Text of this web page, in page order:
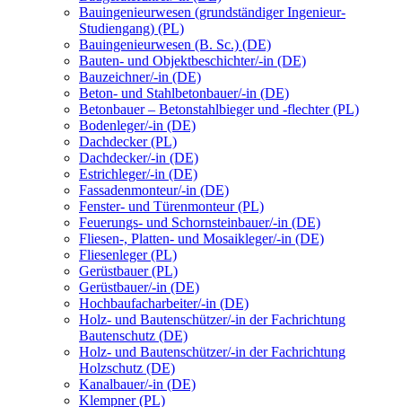
Bauingenieurwesen (grundständiger Ingenieur-
Studiengang) (PL)
Bauingenieurwesen (B. Sc.) (DE)
Bauten- und Objektbeschichter/-in (DE)
Bauzeichner/-in (DE)
Beton- und Stahlbetonbauer/-in (DE)
Betonbauer – Betonstahlbieger und -flechter (PL)
Bodenleger/-in (DE)
Dachdecker (PL)
Dachdecker/-in (DE)
Estrichleger/-in (DE)
Fassadenmonteur/-in (DE)
Fenster- und Türenmonteur (PL)
Feuerungs- und Schornsteinbauer/-in (DE)
Fliesen-, Platten- und Mosaikleger/-in (DE)
Fliesenleger (PL)
Gerüstbauer (PL)
Gerüstbauer/-in (DE)
Hochbaufacharbeiter/-in (DE)
Holz- und Bautenschützer/-in der Fachrichtung
Bautenschutz (DE)
Holz- und Bautenschützer/-in der Fachrichtung
Holzschutz (DE)
Kanalbauer/-in (DE)
Klempner (PL)